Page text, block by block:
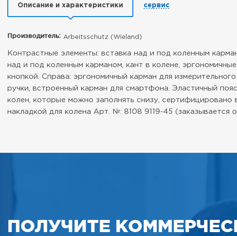
Описание и характеристики сервис
Производитель: Arbeitsschutz (Wieland)
Контрастные элементы: вставка над и под коленным
над и под коленным карманом, кант в колене,
кнопкой. Справа: эргономичный карман для
ручки, встроенный карман для смартфона. Эластичный
колен, которые можно заполнять снизу, сертифицировано
накладкой для колена Арт. №: 8108 9119-45 (заказывается
ПОЛУЧИТЕ